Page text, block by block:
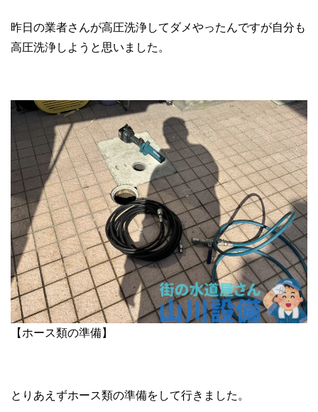
昨日の業者さんが高圧洗浄してダメやったんですが自分も
高圧洗浄しようと思いました。
【ホース類の準備】
とりあえずホース類の準備をして行きました。